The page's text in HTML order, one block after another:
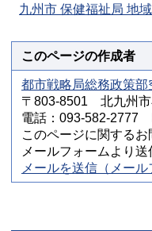
九州市 保健福祉局 地
このページの作成者
都市戦略局総務政策
〒803-8501 北九州市
電話：093-582-2777
このページに関する
メールフォームより送
メールを送信（メール